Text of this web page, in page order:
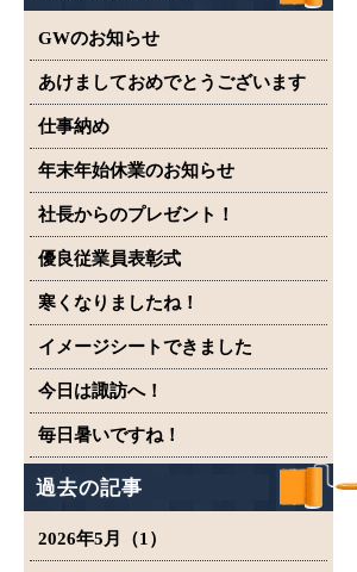
GWのお知らせ
あけましておめでとうございます
仕事納め
年末年始休業のお知らせ
社長からのプレゼント！
優良従業員表彰式
寒くなりましたね！
イメージシートできました
今日は諏訪へ！
毎日暑いですね！
過去の記事
2026年5月（1）